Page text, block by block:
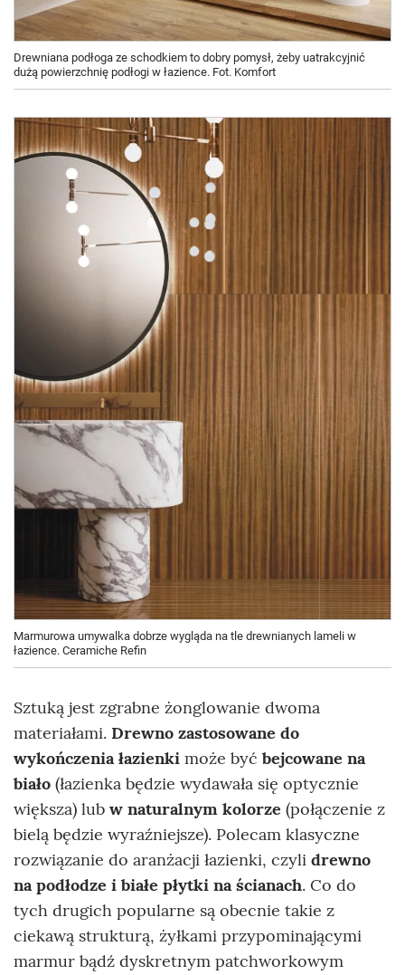
Drewniana podłoga ze schodkiem to dobry pomysł, żeby uatrakcyjnić
dużą powierzchnię podłogi w łazience. Fot. Komfort
Marmurowa umywalka dobrze wygląda na tle drewnianych lameli w
łazience. Ceramiche Refin
Sztuką jest zgrabne żonglowanie dwoma
materiałami. Drewno zastosowane do
wykończenia łazienki może być bejcowane na
biało (łazienka będzie wydawała się optycznie
większa) lub w naturalnym kolorze (połączenie z
bielą będzie wyraźniejsze). Polecam klasyczne
rozwiązanie do aranżacji łazienki, czyli drewno
na podłodze i białe płytki na ścianach. Co do
tych drugich popularne są obecnie takie z
ciekawą strukturą, żyłkami przypominającymi
marmur bądź dyskretnym patchworkowym